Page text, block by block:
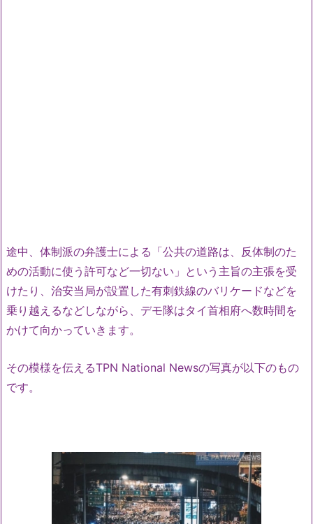
途中、体制派の弁護士による「公共の道路は、反体制のた
めの活動に使う許可など一切ない」という主旨の主張を受
けたり、治安当局が設置した有刺鉄線のバリケードなどを
乗り越えるなどしながら、デモ隊はタイ首相府へ数時間を
かけて向かっていきます。
その模様を伝えるTPN National Newsの写真が以下のもの
です。